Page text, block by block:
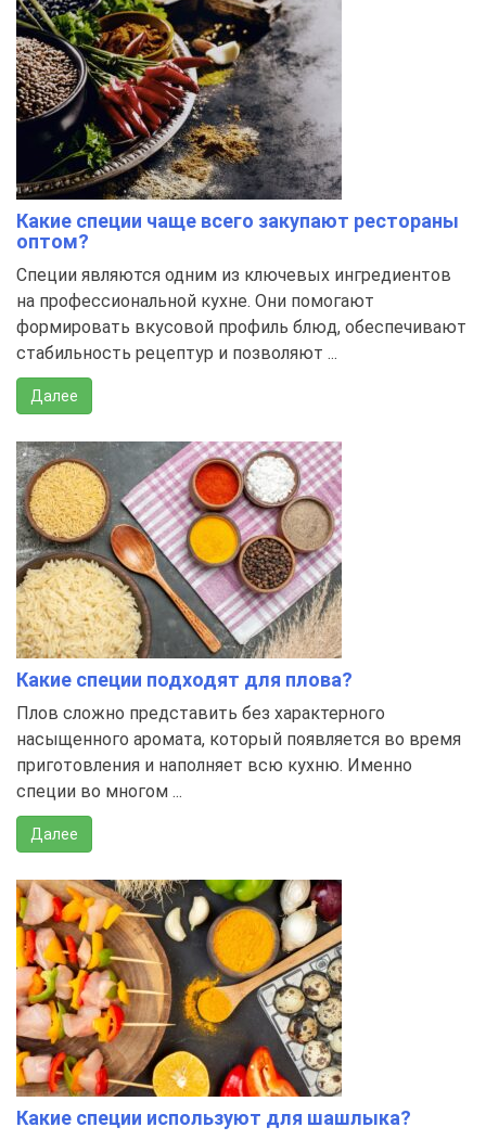
Какие специи чаще всего закупают рестораны
оптом?
Специи являются одним из ключевых ингредиентов
на профессиональной кухне. Они помогают
формировать вкусовой профиль блюд, обеспечивают
стабильность рецептур и позволяют ...
Далее
Какие специи подходят для плова?
Плов сложно представить без характерного
насыщенного аромата, который появляется во время
приготовления и наполняет всю кухню. Именно
специи во многом ...
Далее
Какие специи используют для шашлыка?